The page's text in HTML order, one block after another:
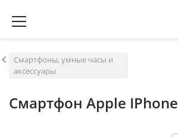
Смартфоны, умные часы и
аксессуары
Смартфон Apple IPhone